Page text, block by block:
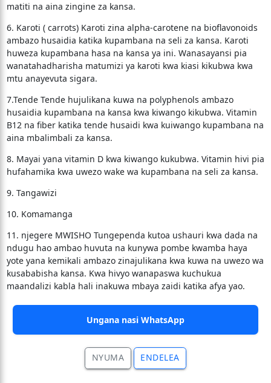
matiti na aina zingine za kansa.
6. Karoti ( carrots) Karoti zina alpha-carotene na bioflavonoids
ambazo husaidia katika kupambana na seli za kansa. Karoti
huweza kupambana hasa na kansa ya ini. Wanasayansi pia
wanatahadharisha matumizi ya karoti kwa kiasi kikubwa kwa
mtu anayevuta sigara.
7.Tende Tende hujulikana kuwa na polyphenols ambazo
husaidia kupambana na kansa kwa kiwango kikubwa. Vitamin
B12 na fiber katika tende husaidi kwa kuiwango kupambana na
aina mbalimbali za kansa.
8. Mayai yana vitamin D kwa kiwango kukubwa. Vitamin hivi pia
hufahamika kwa uwezo wake wa kupambana na seli za kansa.
9. Tangawizi
10. Komamanga
11. njegere MWISHO Tungependa kutoa ushauri kwa dada na
ndugu hao ambao huvuta na kunywa pombe kwamba haya
yote yana kemikali ambazo zinajulikana kwa kuwa na uwezo wa
kusababisha kansa. Kwa hivyo wanapaswa kuchukua
maandalizi kabla hali inakuwa mbaya zaidi katika afya yao.
Ungana nasi WhatsApp
NYUMA ENDELEA